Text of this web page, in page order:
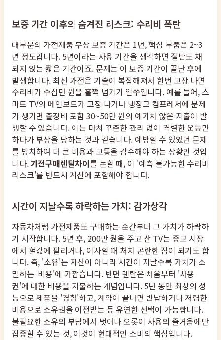
보증 기간 이후의 숨겨진 리스크: 수리비 폭탄
대부분의 가전제품 무상 보증 기간은 1년, 핵심 부품은 2~3
년 정도입니다. 5년이라는 사용 기간을 생각하면 절반도 채
되지 않는 짧은 기간이죠. 문제는 이 보증 기간이 끝난 후에
발생합니다. 최신 가전은 기술이 복잡해져서 한번 고장 나면
수리비가 수십만 원을 훌쩍 넘기기 일쑤입니다. 예를 들어, 스
마트 TV의 메인보드가 고장 나거나 냉장고 컴프레서에 문제
가 생기면 출장비 포함 30~50만 원의 예기치 않은 지출이 발
생할 수 있습니다. 이는 마치 꾸준한 관리 없이 격렬한 운동만
하다가 부상을 당하는 것과 같습니다. 예방할 수 있었던 문제
를 방치하여 더 큰 비용과 고통을 감수해야 하는 상황인 것입
니다.가전구매렌탈차이를 논할 때, 이 '예측 불가능한 수리비
리스크'를 반드시 계산에 포함해야 합니다.
시간이 지날수록 하락하는 가치: 감가상각
자동차처럼 가전제품도 구매하는 순간부터 그 가치가 하락하
기 시작합니다. 5년 후, 200만 원을 주고 산 TV는 중고 시장
에서 헐값에 팔리거나, 이사할 때 처치 곤란한 짐이 되기도 합
니다. 즉, '소유'는 자산이 아니라 시간이 지날수록 가치가 소
멸하는 '비용'에 가깝습니다. 반면 렌탈은 처음부터 '사용
권'에 대한 비용을 지불하는 개념입니다. 5년 동안 최상의 성
능으로 제품을 '경험'하고, 계약이 끝나면 반납하거나 저렴한
비용으로 소유권을 이전받는 등 유연한 선택이 가능합니다.
불필요한 소유의 부담에서 벗어나 오롯이 사용의 즐거움에만
집중할 수 있는 것, 이것이 현대적인 소비의 핵심입니다.